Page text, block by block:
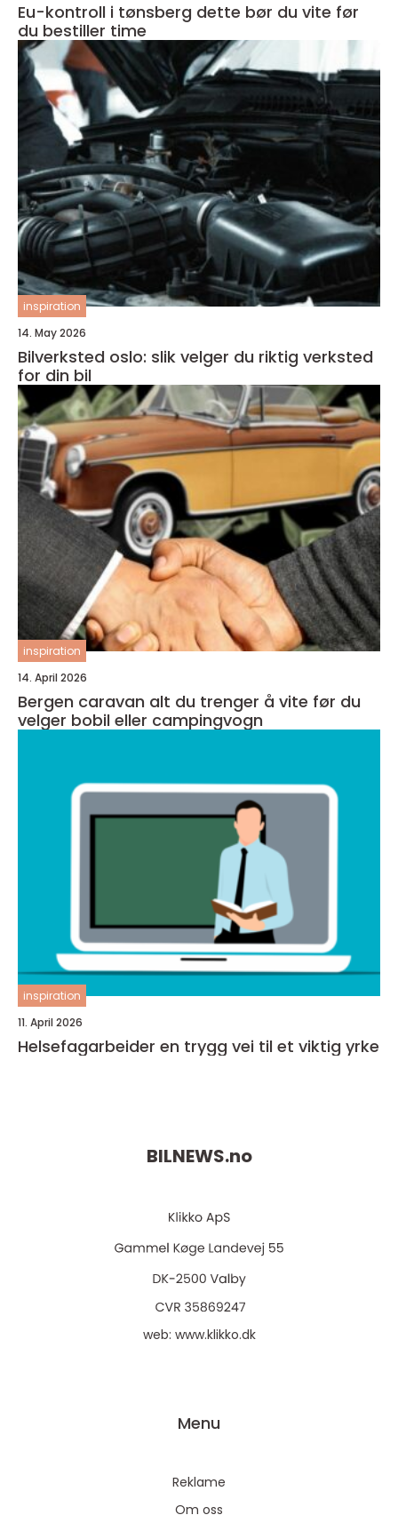
Eu-kontroll i tønsberg dette bør du vite før
du bestiller time
inspiration
14. May 2026
Bilverksted oslo: slik velger du riktig verksted
for din bil
inspiration
14. April 2026
Bergen caravan alt du trenger å vite før du
velger bobil eller campingvogn
inspiration
11. April 2026
Helsefagarbeider en trygg vei til et viktig yrke
BILNEWS.no
web: www.klikko.dk
Menu
Reklame
Om oss